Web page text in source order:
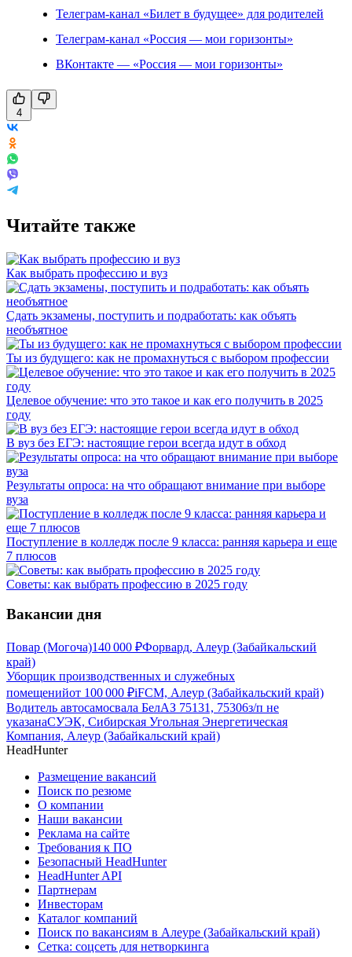
Телеграм-канал «Билет в будущее» для родителей
Телеграм-канал «Россия — мои горизонты»
ВКонтакте — «Россия — мои горизонты»
4
Читайте также
Как выбрать профессию и вуз
Сдать экзамены, поступить и подработать: как объять
необъятное
Ты из будущего: как не промахнуться с выбором профессии
Целевое обучение: что это такое и как его получить в 2025
году
В вуз без ЕГЭ: настоящие герои всегда идут в обход
Результаты опроса: на что обращают внимание при выборе
вуза
Поступление в колледж после 9 класса: ранняя карьера и еще
7 плюсов
Советы: как выбрать профессию в 2025 году
Вакансии дня
Повар (Могоча)140 000 ₽Форвард, Алеур (Забайкальский
край)
Уборщик производственных и служебных
помещенийот 100 000 ₽iFCM, Алеур (Забайкальский край)
Водитель автосамосвала БелАЗ 75131, 75306з/п не
указанаСУЭК, Сибирская Угольная Энергетическая
Компания, Алеур (Забайкальский край)
HeadHunter
Размещение вакансий
Поиск по резюме
О компании
Наши вакансии
Реклама на сайте
Требования к ПО
Безопасный HeadHunter
HeadHunter API
Партнерам
Инвесторам
Каталог компаний
Поиск по вакансиям в Алеуре (Забайкальский край)
Сетка: соцсеть для нетворкинга